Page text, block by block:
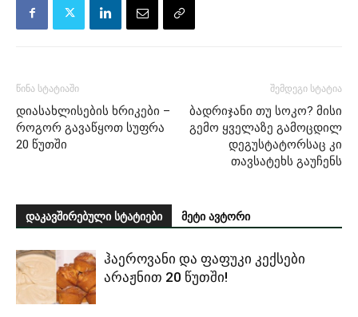
წინა სტატიაში
დიასახლისების ხრიკები –
როგორ გავაწყოთ სუფრა
20 წუთში
შემდეგი სტატია
ბადრიჯანი თუ სოკო? მისი
გემო ყველაზე გამოცდილ
დეგუსტატორსაც კი
თავსატეხს გაუჩენს
დაკავშირებული სტატიები მეტი ავტორი
ჰაეროვანი და ფაფუკი კექსები
არაჟნით 20 წუთში!